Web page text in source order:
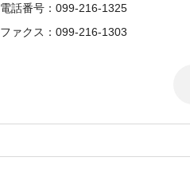
電話番号：099-216-1325
ファクス：099-216-1303